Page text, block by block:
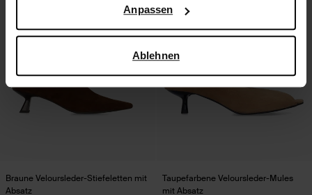
darüber, wie Google Ihre personenbezogenen Daten
verwendet, finden Sie auf derSeite zur geschäftlichen
Anpassen
Ablehnen
Braune Veloursleder-Stiefeletten mit
Absatz
Taupefarbene Veloursleder-Mules
mit Absatz